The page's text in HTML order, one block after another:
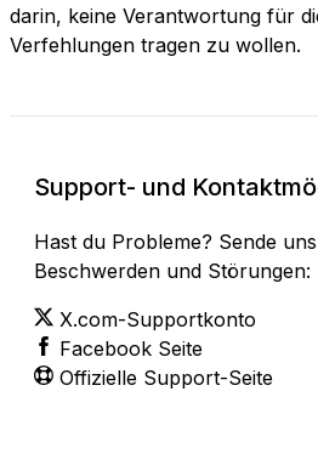
darin, keine Verantwortung für
Verfehlungen tragen zu wollen.
Support- und
Hast du Probleme? Sende
Beschwerden und Störungen:
X.com-Supportkonto
Facebook Seite
Offizielle Support-Seite